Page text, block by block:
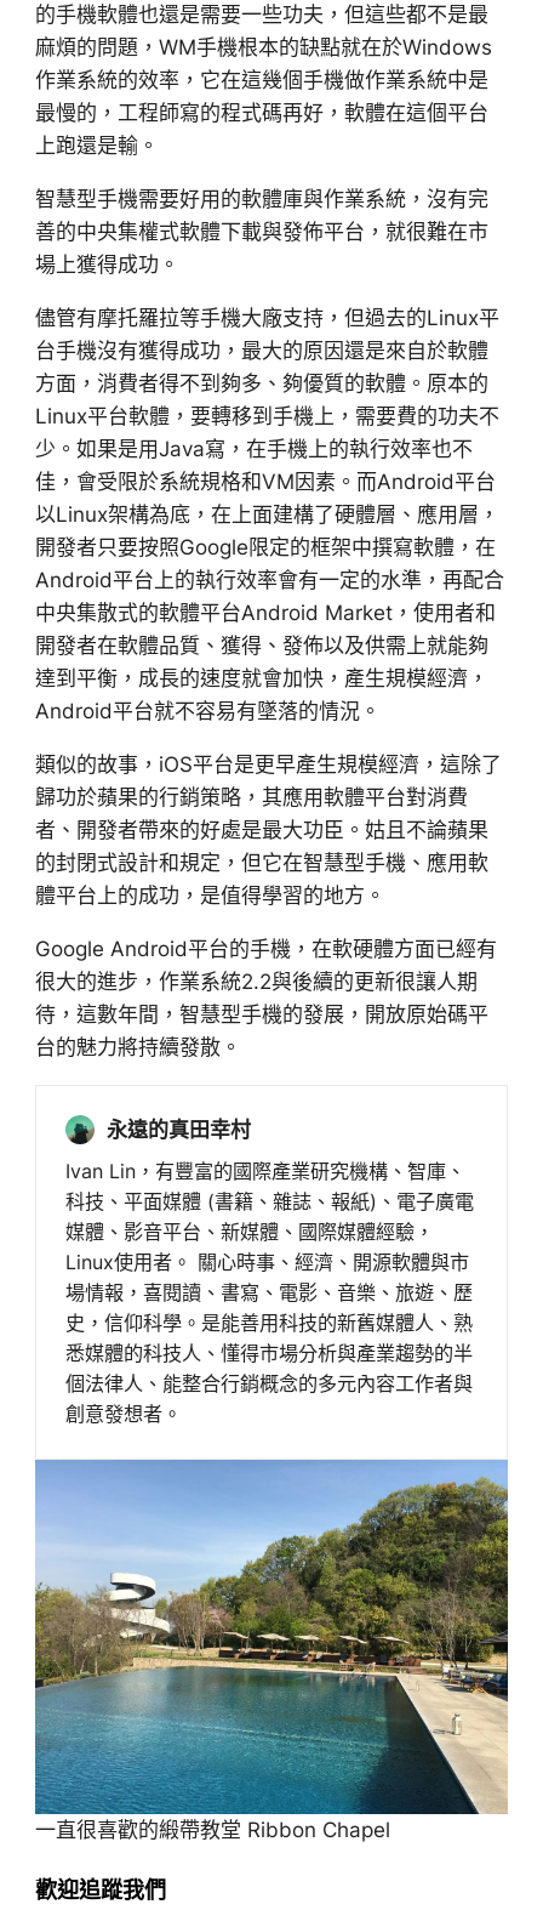
的手機軟體也還是需要一些功夫，但這些都不是最
麻煩的問題，WM手機根本的缺點就在於Windows
作業系統的效率，它在這幾個手機做作業系統中是
最慢的，工程師寫的程式碼再好，軟體在這個平台
上跑還是輸。
智慧型手機需要好用的軟體庫與作業系統，沒有完
善的中央集權式軟體下載與發佈平台，就很難在市
場上獲得成功。
儘管有摩托羅拉等手機大廠支持，但過去的Linux平
台手機沒有獲得成功，最大的原因還是來自於軟體
方面，消費者得不到夠多、夠優質的軟體。原本的
Linux平台軟體，要轉移到手機上，需要費的功夫不
少。如果是用Java寫，在手機上的執行效率也不
佳，會受限於系統規格和VM因素。而Android平台
以Linux架構為底，在上面建構了硬體層、應用層，
開發者只要按照Google限定的框架中撰寫軟體，在
Android平台上的執行效率會有一定的水準，再配合
中央集散式的軟體平台Android Market，使用者和
開發者在軟體品質、獲得、發佈以及供需上就能夠
達到平衡，成長的速度就會加快，產生規模經濟，
Android平台就不容易有墜落的情況。
類似的故事，iOS平台是更早產生規模經濟，這除了
歸功於蘋果的行銷策略，其應用軟體平台對消費
者、開發者帶來的好處是最大功臣。姑且不論蘋果
的封閉式設計和規定，但它在智慧型手機、應用軟
體平台上的成功，是值得學習的地方。
Google Android平台的手機，在軟硬體方面已經有
很大的進步，作業系統2.2與後續的更新很讓人期
待，這數年間，智慧型手機的發展，開放原始碼平
台的魅力將持續發散。
永遠的真田幸村
Ivan Lin，有豐富的國際產業研究機構、智庫、
科技、平面媒體 (書籍、雜誌、報紙)、電子廣電
媒體、影音平台、新媒體、國際媒體經驗，
Linux使用者。 關心時事、經濟、開源軟體與市
場情報，喜閱讀、書寫、電影、音樂、旅遊、歷
史，信仰科學。是能善用科技的新舊媒體人、熟
悉媒體的科技人、懂得市場分析與產業趨勢的半
個法律人、能整合行銷概念的多元內容工作者與
創意發想者。
一直很喜歡的緞帶教堂 Ribbon Chapel
歡迎追蹤我們